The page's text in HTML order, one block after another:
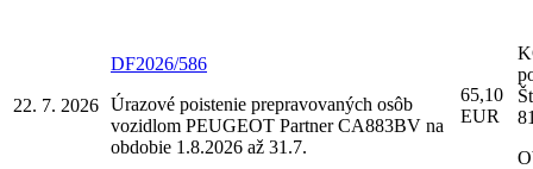
22. 7. 2026
DF2026/586
Úrazové poistenie prepravovaných osôb
vozidlom PEUGEOT Partner CA883BV na
obdobie 1.8.2026 až 31.7.
65,10
EUR